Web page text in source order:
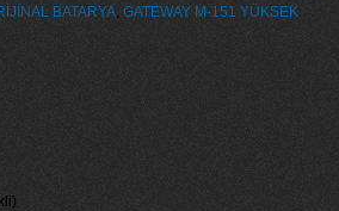
BATARYA, GATEWAY M-151 YÜKSEK